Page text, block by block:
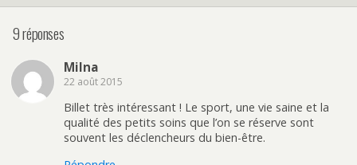
9 réponses
Milna
22 août 2015
Billet très intéressant ! Le sport, une vie saine et la
qualité des petits soins que l’on se réserve sont
souvent les déclencheurs du bien-être.